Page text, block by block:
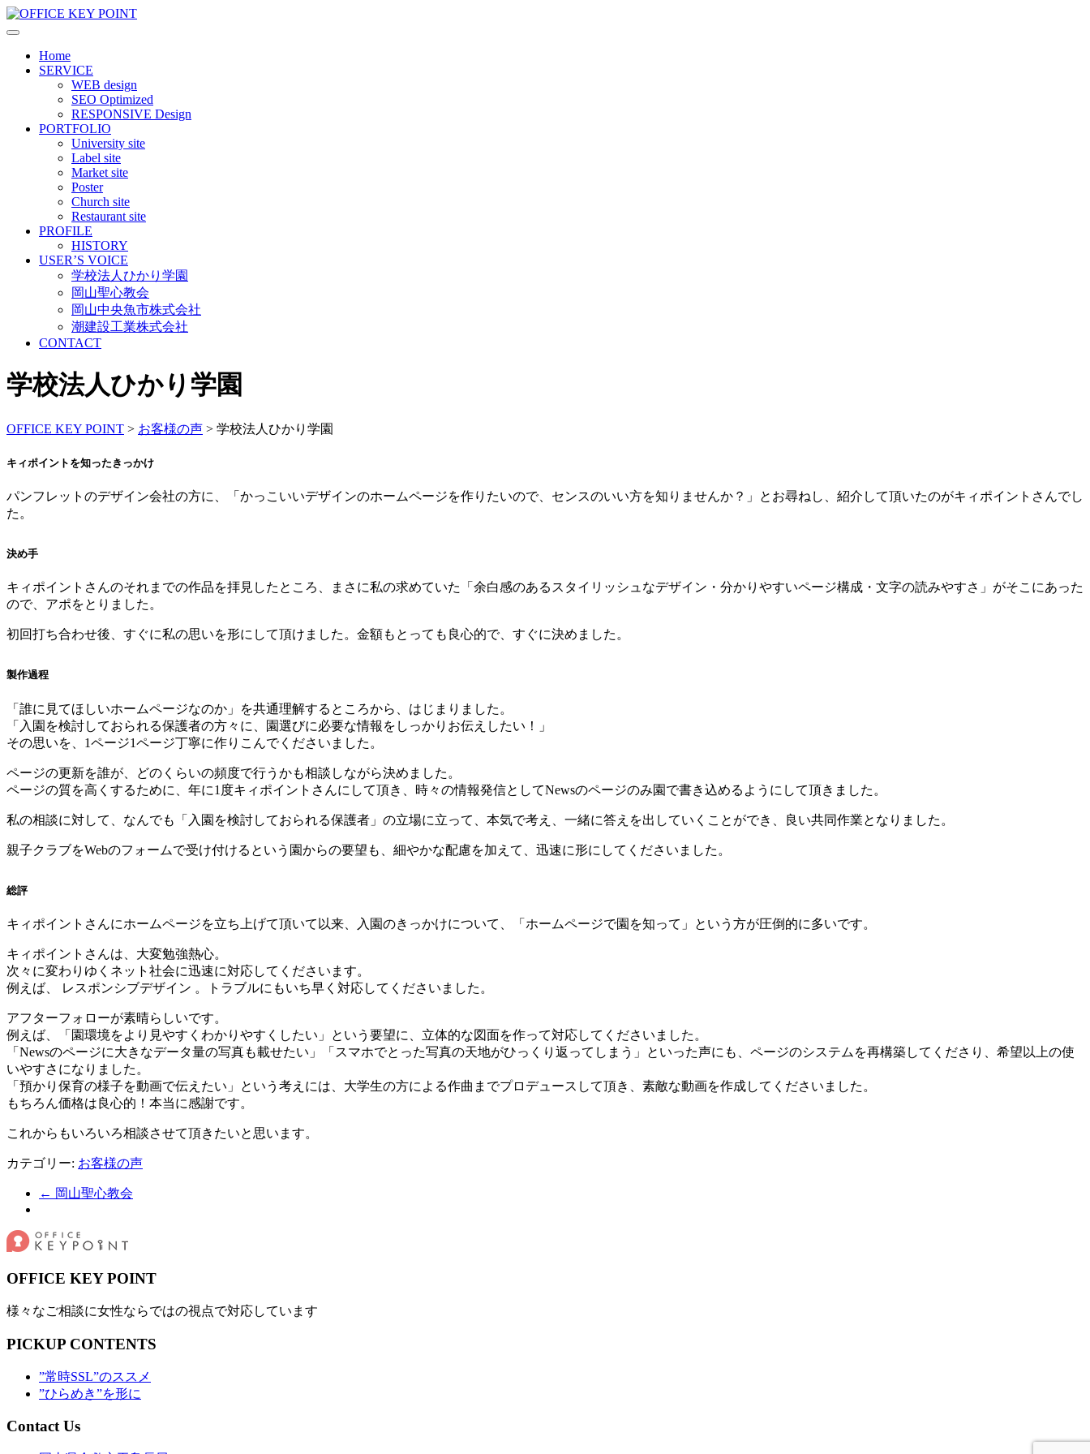
OFFICE KEY POINT
Web Design Production
Home
SERVICE
WEB design
SEO Optimized
RESPONSIVE Design
PORTFOLIO
University site
Label site
Market site
Poster
Church site
Restaurant site
PROFILE
HISTORY
USER’S VOICE
学校法人ひかり学園
岡山聖心教会
岡山中央魚市株式会社
潮建設工業株式会社
CONTACT
学校法人ひかり学園
OFFICE KEY POINT > お客様の声 > 学校法人ひかり学園
キィポイントを知ったきっかけ
パンフレットのデザイン会社の方に、「かっこいいデザインのホームページを作りたいので、センスのいい方を知りませんか？」とお尋ねし、紹介して頂いたのがキィポイントさんでし
た。
決め手
キィポイントさんのそれまでの作品を拝見したところ、まさに私の求めていた「余白感のあるスタイリッシュなデザイン・分かりやすいページ構成・文字の読みやすさ」がそこにあった
ので、アポをとりました。
初回打ち合わせ後、すぐに私の思いを形にして頂けました。金額もとっても良心的で、すぐに決めました。
製作過程
「誰に見てほしいホームページなのか」を共通理解するところから、はじまりました。
「入園を検討しておられる保護者の方々に、園選びに必要な情報をしっかりお伝えしたい！」
その思いを、1ページ1ページ丁寧に作りこんでくださいました。
ページの更新を誰が、どのくらいの頻度で行うかも相談しながら決めました。
ページの質を高くするために、年に1度キィポイントさんにして頂き、時々の情報発信としてNewsのページのみ園で書き込めるようにして頂きました。
私の相談に対して、なんでも「入園を検討しておられる保護者」の立場に立って、本気で考え、一緒に答えを出していくことができ、良い共同作業となりました。
親子クラブをWebのフォームで受け付けるという園からの要望も、細やかな配慮を加えて、迅速に形にしてくださいました。
総評
キィポイントさんにホームページを立ち上げて頂いて以来、入園のきっかけについて、「ホームページで園を知って」という方が圧倒的に多いです。
キィポイントさんは、大変勉強熱心。
次々に変わりゆくネット社会に迅速に対応してくださいます。
例えば、 レスポンシブデザイン 。トラブルにもいち早く対応してくださいました。
アフターフォローが素晴らしいです。
例えば、「園環境をより見やすくわかりやすくしたい」という要望に、立体的な図面を作って対応してくださいました。
「Newsのページに大きなデータ量の写真も載せたい」「スマホでとった写真の天地がひっくり返ってしまう」といった声にも、ページのシステムを再構築してくださり、希望以上の使
いやすさになりました。
「預かり保育の様子を動画で伝えたい」という考えには、大学生の方による作曲までプロデュースして頂き、素敵な動画を作成してくださいました。
もちろん価格は良心的！本当に感謝です。
これからもいろいろ相談させて頂きたいと思います。
カテゴリー: お客様の声
← 岡山聖心教会
OFFICE KEY POINT
様々なご相談に女性ならではの視点で対応しています
PICKUP CONTENTS
”常時SSL”のススメ
”ひらめき”を形に
Contact Us